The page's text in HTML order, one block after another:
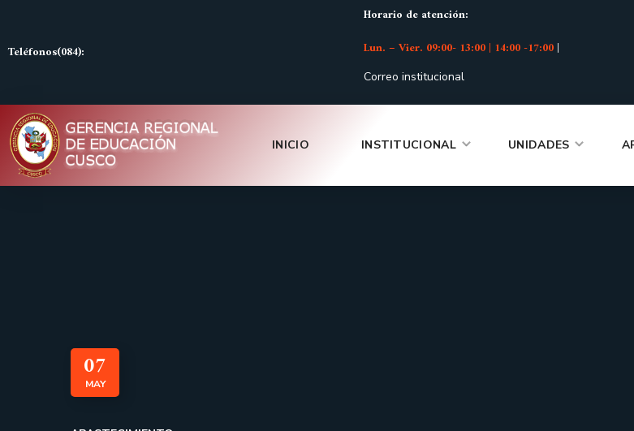
Teléfonos(084):
Horario de atención:
Lun. – Vier. 09:00- 13:00 | 14:00 -17:00|
Correo institucional
INICIO INSTITUCIONAL UNIDADES
07
MAY